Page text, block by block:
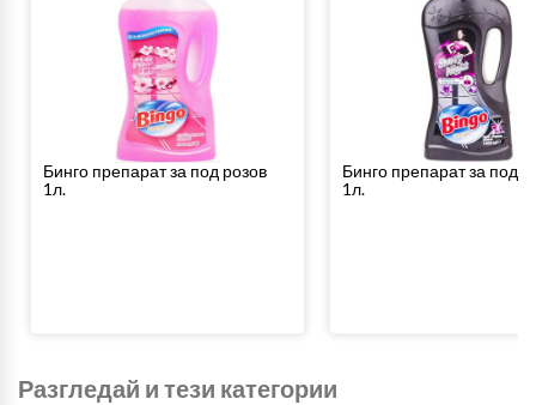
Бинго препарат за под розов
1л.
Бинго препарат за под
1л.
Разгледай и тези категории